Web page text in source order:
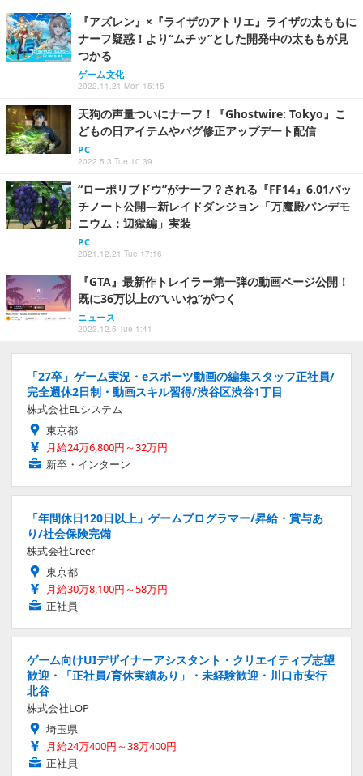
『アズレン』×『ライザのアトリエ』ライザの太ももに
ナーフ疑惑！より“ムチッ”とした開発中の太ももが見
つかる
ゲーム文化
2022.11.21 Mon 15:45
天狗の声量ついにナーフ！『Ghostwire: Tokyo』こ
どもの日アイテムやバグ修正アップデート配信
PC
2022.5.3 Tue 10:39
“ローポリブドウ”がナーフ？される『FF14』6.01パッ
チノート公開―新レイドダンジョン「万魔殿パンデモ
ニウム：辺獄編」実装
PC
2021.12.21 Tue 17:16
『GTA』最新作トレイラー第一弾の動画ページ公開！
既に36万以上の“いいね”がつく
ニュース
2023.12.5 Tue 1:41
「27卒」ゲーム実況・eスポーツ動画の編集スタッフ正社員/
完全週休2日制・動画スキル習得/渋谷区渋谷1丁目
株式会社ELシステム
東京都
月給24万6,800円～32万円
新卒・インターン
「年間休日120日以上」ゲームプログラマー/昇給・賞与あ
り/社会保険完備
株式会社Creer
東京都
月給30万8,100円～58万円
正社員
ゲーム向けUIデザイナーアシスタント・クリエイティブ志望
歓迎・「正社員/育休実績あり」・未経験歓迎・川口市安行
北谷
株式会社LOP
埼玉県
月給24万400円～38万400円
正社員